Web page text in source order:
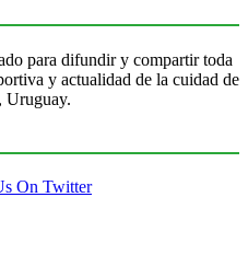
para difundir y compartir toda
y actualidad de la cuidad de
Uruguay.